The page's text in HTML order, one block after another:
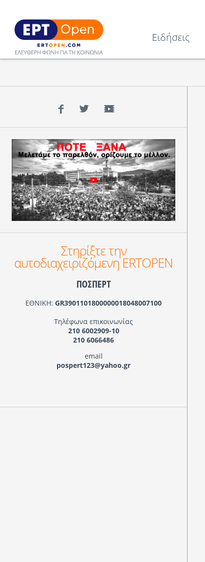
Ειδήσεις
Facebook
TwitterYouTube
Στηρίξτε την
αυτοδιαχειριζόμενη ERTOPEN
ΠΟΣΠΕΡΤ
ΕΘΝΙΚΗ: GR3901101800000018048007100
Τηλέφωνα επικοινωνίας
210 6002909-10
210 6066486
email
pospert123@yahoo.gr